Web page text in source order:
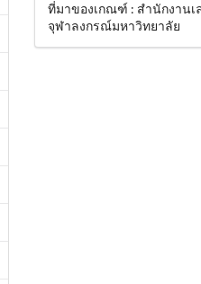
ที่มาของเกณฑ์ : สำนักงาน
จุฬาลงกรณ์มหาวิทยาลัย